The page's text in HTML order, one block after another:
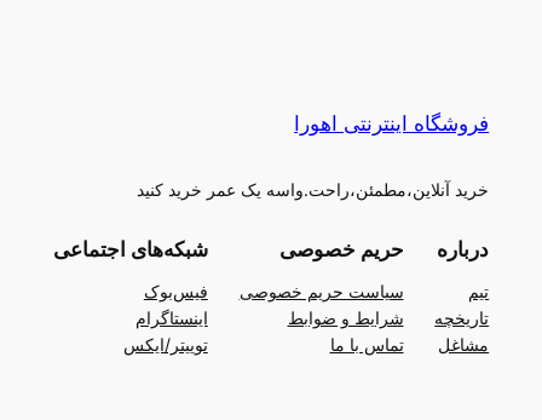
فروشگاه اینترنتی اهورا
خرید آنلاین،مطمئن،راحت.واسه یک عمر خرید کنید
درباره
تیم
تاریخچه
مشاغل
حریم خصوصی
سیاست حریم خصوصی
شرایط و ضوابط
تماس با ما
شبکه‌های اجتماعی
فیس‌بوک
اینستاگرام
توییتر/ایکس